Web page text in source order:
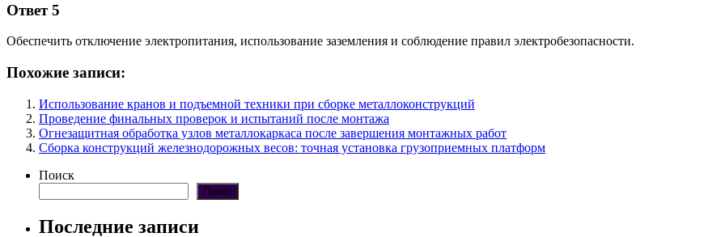
Ответ 5
Обеспечить отключение электропитания, использование заземления и соблюдение правил электробезопасности.
Похожие записи:
Использование кранов и подъемной техники при сборке металлоконструкций
Проведение финальных проверок и испытаний после монтажа
Огнезащитная обработка узлов металлокаркаса после завершения монтажных работ
Сборка конструкций железнодорожных весов: точная установка грузоприемных платформ
Поиск
Поиск
Последние записи